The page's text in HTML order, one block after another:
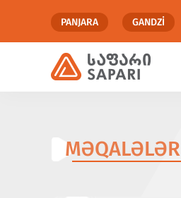
PANJARA GANDZI
MƏQALƏLƏR